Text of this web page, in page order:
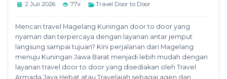
2 Juli 2026 77x Travel Door to Door
Mencari travel Magelang Kuningan door to door yang
nyaman dan terpercaya dengan layanan antar jemput
langsung sampai tujuan? Kini perjalanan dari Magelang
menuju Kuningan Jawa Barat menjadi lebih mudah dengan
layanan travel door to door yang disediakan oleh Travel
Armada Jaya Hebat atau Travelajah sebagai agen dan